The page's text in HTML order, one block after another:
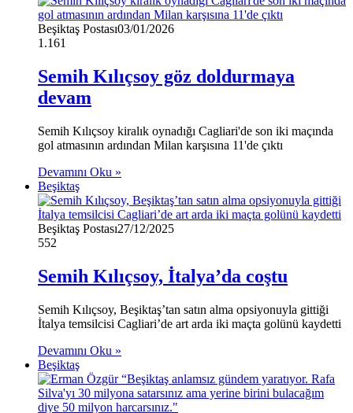
Beşiktaş Postası03/01/2026
1.161
Semih Kılıçsoy göz doldurmaya
devam
Semih Kılıçsoy kiralık oynadığı Cagliari'de son iki maçında
gol atmasının ardından Milan karşısına 11'de çıktı
Devamını Oku »
Beşiktaş
Beşiktaş Postası27/12/2025
552
Semih Kılıçsoy, İtalya’da coştu
Semih Kılıçsoy, Beşiktaş’tan satın alma opsiyonuyla gittiği
İtalya temsilcisi Cagliari’de art arda iki maçta golünü kaydetti
Devamını Oku »
Beşiktaş